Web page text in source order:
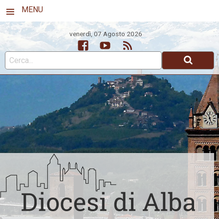
MENU
venerdì, 07 Agosto 2026
FacebookYoutubeFeed